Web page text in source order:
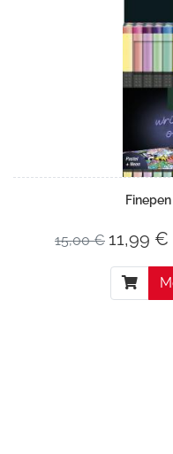
15,00 € 11,99 €